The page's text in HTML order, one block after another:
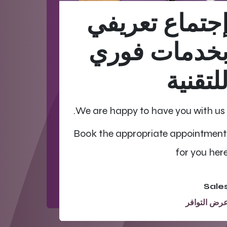
تعريفي
فوري
للتقنية
We are happy to have you with us.
Book the appropriate appointment
for you
التوافر